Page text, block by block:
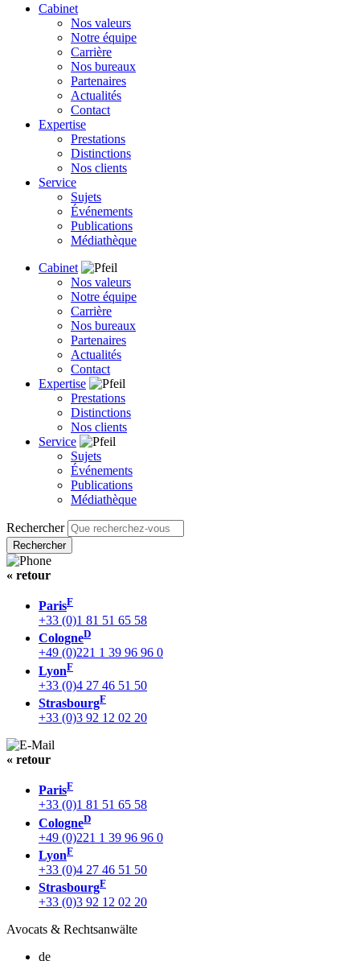
Cabinet
Nos valeurs
Notre équipe
Carrière
Nos bureaux
Partenaires
Actualités
Contact
Expertise
Prestations
Distinctions
Nos clients
Service
Sujets
Événements
Publications
Médiathèque
Cabinet
Nos valeurs
Notre équipe
Carrière
Nos bureaux
Partenaires
Actualités
Contact
Expertise
Prestations
Distinctions
Nos clients
Service
Sujets
Événements
Publications
Médiathèque
Rechercher
« retour
ParisF
+33 (0)1 81 51 65 58
CologneD
+49 (0)221 1 39 96 96 0
LyonF
+33 (0)4 27 46 51 50
StrasbourgF
+33 (0)3 92 12 02 20
« retour
ParisF
+33 (0)1 81 51 65 58
CologneD
+49 (0)221 1 39 96 96 0
LyonF
+33 (0)4 27 46 51 50
StrasbourgF
+33 (0)3 92 12 02 20
Avocats & Rechtsanwälte
de